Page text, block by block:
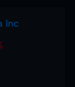
Inc